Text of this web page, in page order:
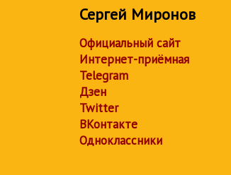
Сергей Миронов
Официальный сайт
Интернет-приёмная
Telegram
Дзен
Twitter
ВКонтакте
Одноклассники